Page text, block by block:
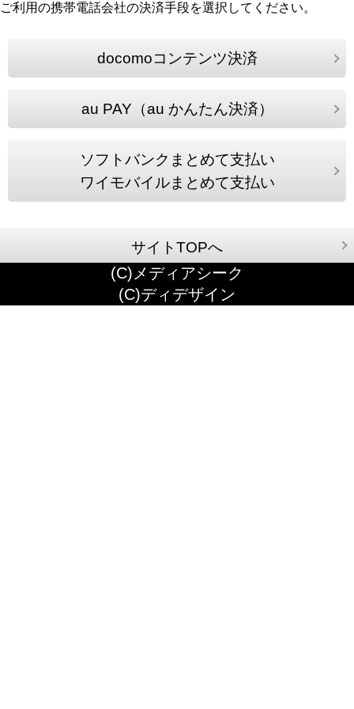
ご利用の携帯電話会社の決済手段を選択してください。
docomoコンテンツ決済
au PAY（au かんたん決済）
ソフトバンクまとめて支払い
ワイモバイルまとめて支払い
サイトTOPへ
(C)メディアシーク
(C)ディデザイン